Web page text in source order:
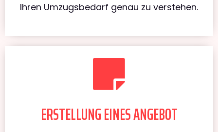
Ihren Umzugsbedarf genau zu verstehen.
ERSTELLUNG EINES ANGEBOT